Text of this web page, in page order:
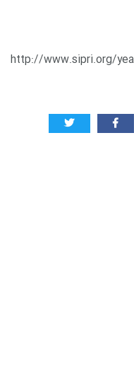
http://www.sipri.org/